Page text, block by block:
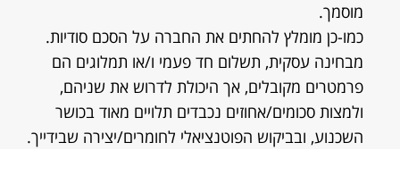
מוסמך.
כמו-כן מומלץ להחתים את החברה על הסכם סודיות.
מבחינה עסקית, תשלום חד פעמי ו/או תמלוגים הם
פרמטרים מקובלים, אך היכולת לדרוש את שניהם,
ולמצות סכומים/אחוזים נכבדים תלויים מאוד בכושר
השכנוע, ובביקוש הפוטנציאלי לחומרים/יצירה שבידייך.